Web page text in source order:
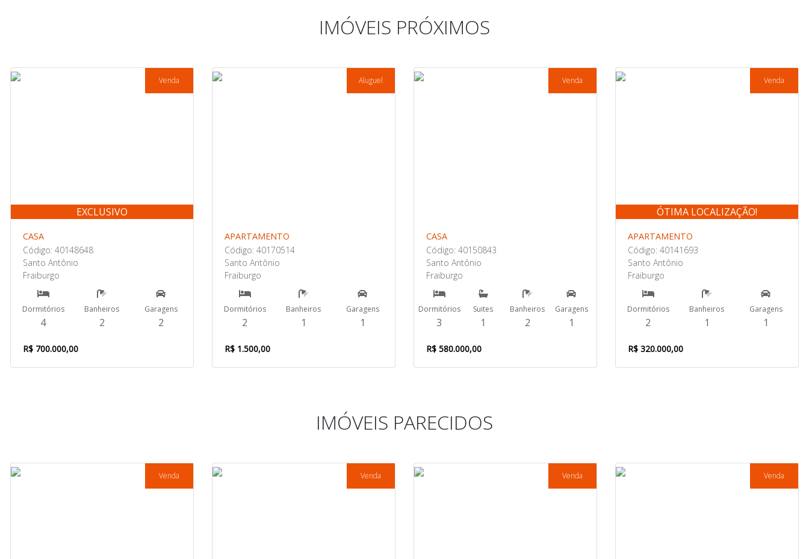
IMÓVEIS PRÓXIMOS
Venda
EXCLUSIVO
CASA
Código: 40148648
Santo Antônio
Fraiburgo
Dormitórios
4
Banheiros
2
Garagens
2
R$ 700.000,00
Aluguel
APARTAMENTO
Código: 40170514
Santo Antônio
Fraiburgo
Dormitórios
2
Banheiros
1
Garagens
1
R$ 1.500,00
Venda
CASA
Código: 40150843
Santo Antônio
Fraiburgo
Dormitórios
3
Suites
1
Banheiros
2
Garagens
1
R$ 580.000,00
Venda
ÓTIMA LOCALIZAÇÃO!
APARTAMENTO
Código: 40141693
Santo Antônio
Fraiburgo
Dormitórios
2
Banheiros
1
Garagens
1
R$ 320.000,00
IMÓVEIS PARECIDOS
Venda Venda Venda Venda